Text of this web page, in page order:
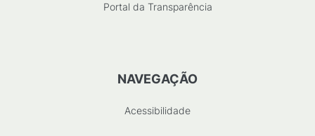
Portal da Transparência
NAVEGAÇÃO
Acessibilidade